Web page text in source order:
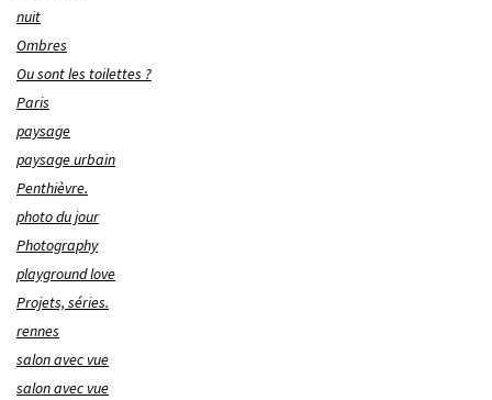
nuit
Ombres
Ou sont les toilettes ?
Paris
paysage
paysage urbain
Penthièvre.
photo du jour
Photography
playground love
Projets, séries.
rennes
salon avec vue
salon avec vue